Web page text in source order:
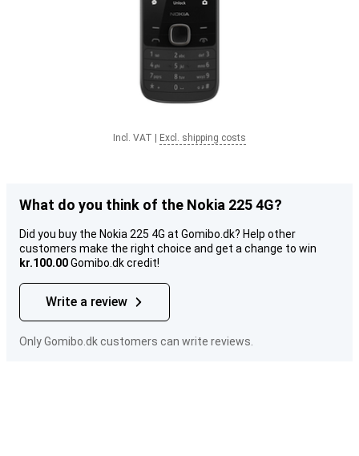
Incl. VAT Excl. shipping costs
What do you think of the Nokia 225 4G?
Did you buy the Nokia 225 4G at Gomibo.dk? Help other
customers make the right choice and get a change to win
kr.100.00Gomibo.dk credit!
Write a review
Only Gomibo.dk customers can write reviews.